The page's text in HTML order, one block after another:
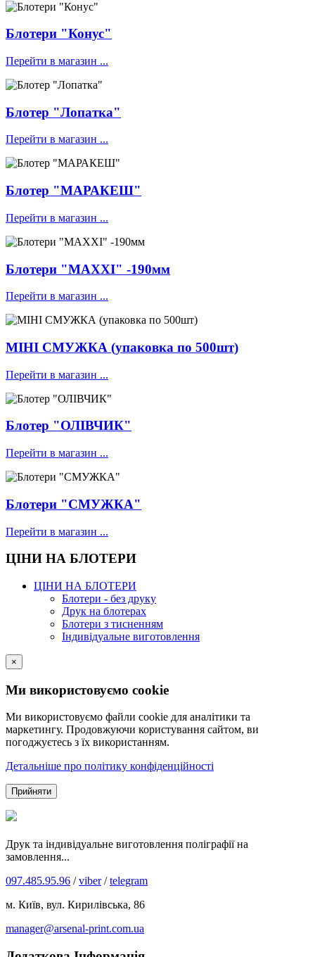
Блотери "Конус"
Перейти в магазин ...
Блотер "Лопатка"
Перейти в магазин ...
Блотер "МАРАКЕШ"
Перейти в магазин ...
Блотери "MAXXI" -190мм
Перейти в магазин ...
МІНІ СМУЖКА (упаковка по 500шт)
Перейти в магазин ...
Блотер "ОЛІВЧИК"
Перейти в магазин ...
Блотери "СМУЖКА"
Перейти в магазин ...
ЦІНИ НА БЛОТЕРИ
ЦІНИ НА БЛОТЕРИ
Блотери - без друку
Друк на блотерах
Блотери з тисненням
Індивідуальне виготовлення
×
Ми використовуємо cookie
Ми використовуємо файли cookie для аналітики та
маркетингу. Продовжуючи користування сайтом, ви
погоджуєтесь з їх використанням.
Детальніше про політику конфіденційності
Прийняти
Друк та індивідуальне виготовлення поліграфії на
замовлення...
097.485.95.96 /viber/telegram
м. Київ, вул. Кирилівська, 86
manager@arsenal-print.com.ua